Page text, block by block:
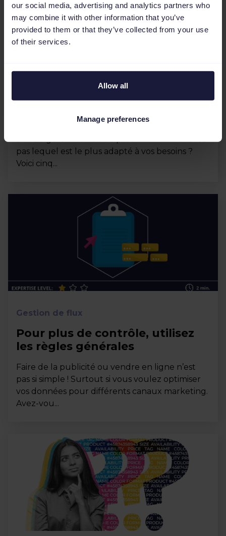
our social media, advertising and analytics partners who
may combine it with other information that you’ve
provided to them or that they’ve collected from your use
of their services.
Allow all
Manage preferences
Gestion de flux
afin de gérer vos flux de produits mais ne savez
pas lequel est le plus adapté à vos besoins ?
Voici cinq...
Gestion de flux
Pour plus de contrôle, utilisez
les règles générales
Faire de la publicité ou vendre en ligne n’est
pas si simple ! Surtout si vous voulez optimiser
vos données pour différents canaux marketing.
Avez-vou...